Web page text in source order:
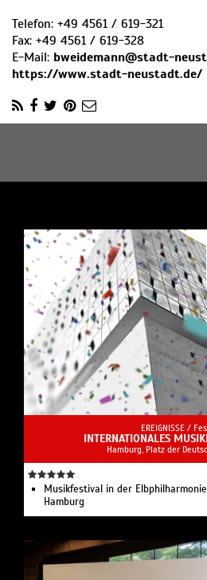
Telefon: +49 4561 / 619-321
Fax: +49 4561 / 619-328
E-Mail: bweidemann@stadt-
https://www.stadt-neustadt.de/
EREIGNISSE /
INTERNATIONALES
Hamburg, Platz der
Musikfestival in der
Hamburg